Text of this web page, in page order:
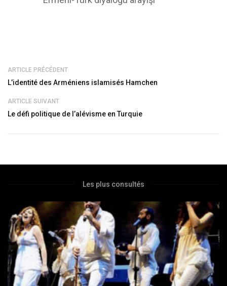
ARTICLE PRÉCÉDENT
L’identité des Arméniens islamisés Hamchen
ARTICLE SUIVANT
Le défi politique de l’alévisme en Turquie
Les plus consultés